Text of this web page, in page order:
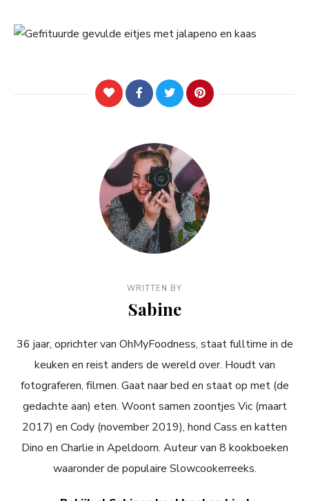
WRITTEN BY
Sabine
36 jaar, oprichter van OhMyFoodness, staat fulltime in de
keuken en reist anders de wereld over. Houdt van
fotograferen, filmen. Gaat naar bed en staat op met (de
gedachte aan) eten. Woont samen zoontjes Vic (maart
2017) en Cody (november 2019), hond Cass en katten
Dino en Charlie in Apeldoorn. Auteur van 8 kookboeken
waaronder de populaire Slowcookerreeks.